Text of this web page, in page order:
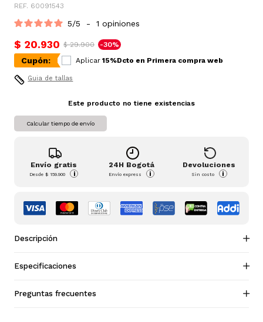
REF. 60091543
5/5 - 1 opiniones
$ 20.930 $ 29.900 -30%
Cupón: Aplicar 15%Dcto en Primera compra web
Guia de tallas
Este producto no tiene existencias
Calcular tiempo de envío
Envío gratis
Desde$ 159.900 i
24H Bogotá
Envío express i
Devoluciones
Sin costo i
Descripción
Especificaciones
Preguntas frecuentes